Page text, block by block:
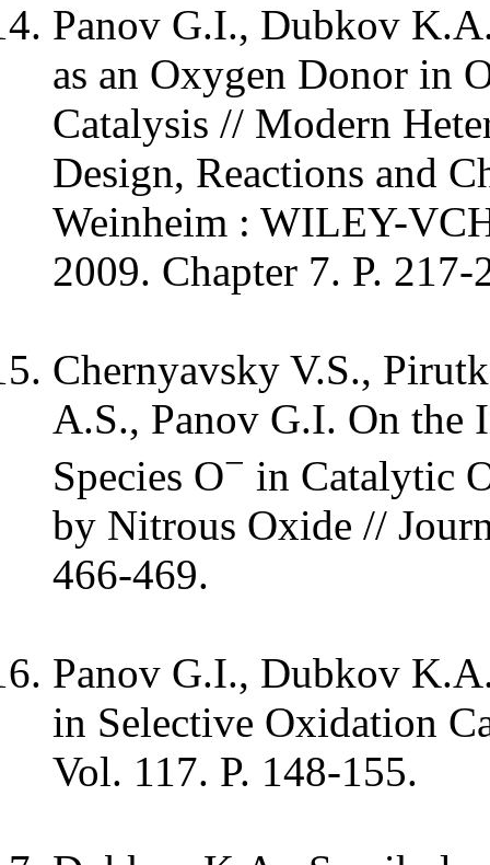
Panov G.I., Dubkov
as an Oxygen Donor in
Catalysis // Modern
Design, Reactions and
Weinheim : WILEY-
2009. Chapter 7. P. 217-
Chernyavsky V.S.,
A.S., Panov G.I. On the
Species O− in Catalytic
by Nitrous Oxide //
466-469.
Panov G.I., Dubkov
in Selective Oxidation
Vol. 117. P. 148-155.